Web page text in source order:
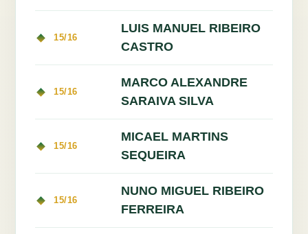
15/16
LUIS MANUEL RIBEIRO
CASTRO
15/16
MARCO ALEXANDRE
SARAIVA SILVA
15/16
MICAEL MARTINS
SEQUEIRA
15/16
NUNO MIGUEL RIBEIRO
FERREIRA